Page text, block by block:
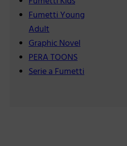
Fumetti Young
Adult
Graphic Novel
PERA TOONS
Serie a Fumetti